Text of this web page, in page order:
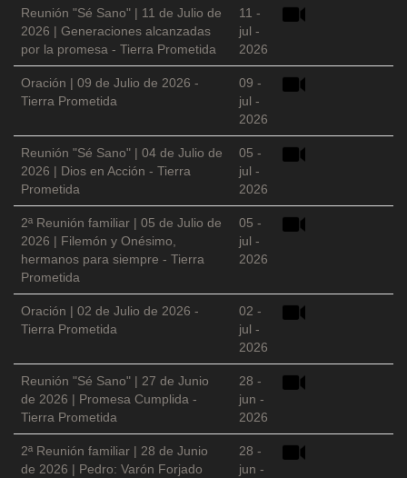
Reunión "Sé Sano" | 11 de Julio de
2026 | Generaciones alcanzadas
por la promesa - Tierra Prometida
11 -
jul -
2026
Oración | 09 de Julio de 2026 -
Tierra Prometida
09 -
jul -
2026
Reunión "Sé Sano" | 04 de Julio de
2026 | Dios en Acción - Tierra
Prometida
05 -
jul -
2026
2ª Reunión familiar | 05 de Julio de
2026 | Filemón y Onésimo,
hermanos para siempre - Tierra
Prometida
05 -
jul -
2026
Oración | 02 de Julio de 2026 -
Tierra Prometida
02 -
jul -
2026
Reunión "Sé Sano" | 27 de Junio
de 2026 | Promesa Cumplida -
Tierra Prometida
28 -
jun -
2026
2ª Reunión familiar | 28 de Junio
de 2026 | Pedro: Varón Forjado
28 -
jun -